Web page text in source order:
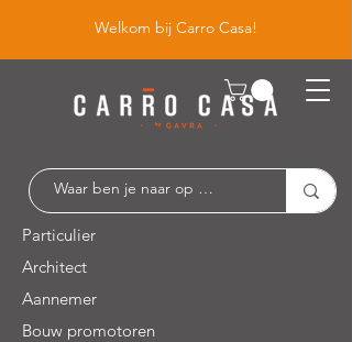
Welkom bij Carro Casa!
Particulier
Architect
Aannemer
Bouw promotoren